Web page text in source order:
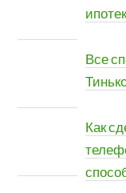
Все
Как